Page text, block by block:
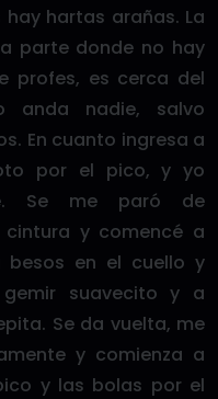
hartas arañas. La
parte donde no hay
profes, es cerca del
anda nadie, salvo
En cuanto ingresa a
por el pico, y yo
Se me paró de
y comencé a
besos en el cuello y
suavecito y a
Se da vuelta, me
y comienza a
y las bolas por el